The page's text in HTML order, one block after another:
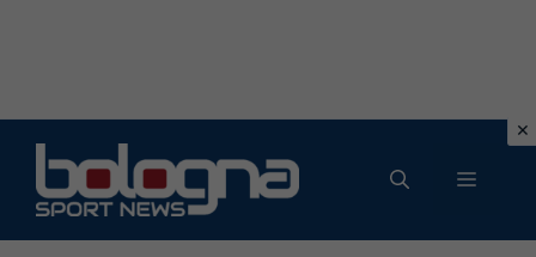
contenuto
MENU